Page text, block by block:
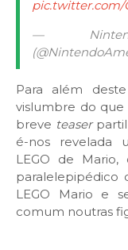
pic.twitter.com/
—
Para além
vislumbre do que
breve teaser
é-nos revelada
LEGO de
paralelepipédico
LEGO Mario e
comum noutras